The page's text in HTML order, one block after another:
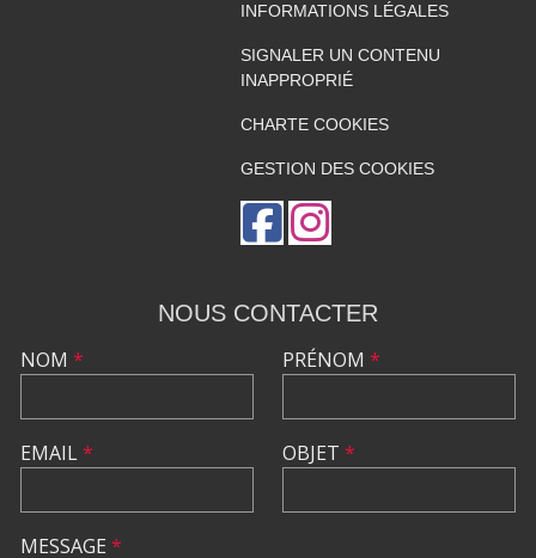
INFORMATIONS LÉGALES
SIGNALER UN CONTENU
INAPPROPRIÉ
CHARTE COOKIES
GESTION DES COOKIES
NOUS CONTACTER
NOM *
EMAIL*
PRÉNOM *
OBJET *
MESSAGE *